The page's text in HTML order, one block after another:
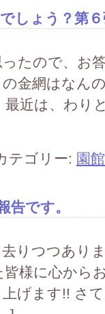
しょう？第
たので、お
金網はなん
最近は、わり
テゴリー: 園
告です。
りつつあり
様に心から
げます!! さ